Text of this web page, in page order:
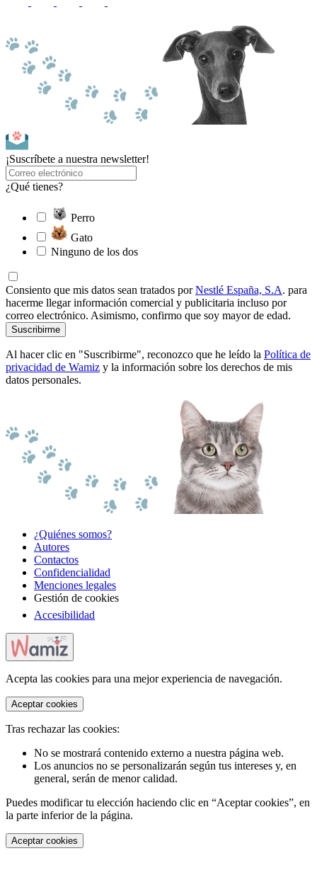
¡Suscríbete a nuestra newsletter!
¿Qué tienes?
Perro
Gato
Ninguno de los dos
Consiento que mis datos sean tratados porNestlé España, S.A. para
hacerme llegar información comercial y publicitaria incluso por
correo electrónico. Asimismo, confirmo que soy mayor de edad.
Suscribirme
Al hacer clic en "Suscribirme", reconozco que he leído la Política de
privacidad de Wamiz y la información sobre los derechos de mis
datos personales.
¿Quiénes somos?
Autores
Contactos
Confidencialidad
Menciones legales
Gestión de cookies
Accesibilidad
Acepta las cookies para una mejor experiencia de navegación.
Aceptar cookies
Tras rechazar las cookies:
No se mostrará contenido externo a nuestra página web.
Los anuncios no se personalizarán según tus intereses y, en
general, serán de menor calidad.
Puedes modificar tu elección haciendo clic en “Aceptar cookies”, en
la parte inferior de la página.
Aceptar cookies